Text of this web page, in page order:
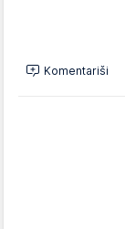
Komentariši